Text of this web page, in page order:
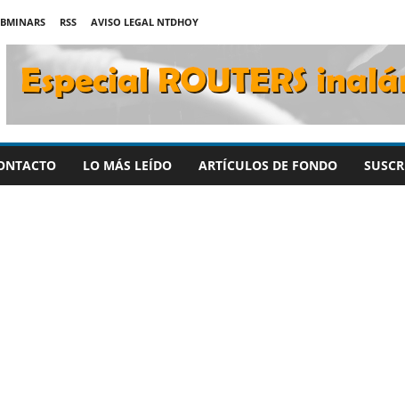
RSS
AVISO LEGAL NTDHOY
LO MÁS LEÍDO ARTÍCULOS DE FONDO